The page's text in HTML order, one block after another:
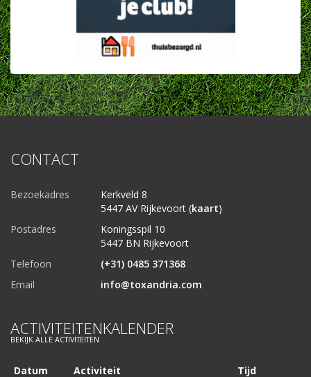
CONTACT
Bezoekadres
Kerkveld 8
5447 AV Rijkevoort (kaart)
Postadres
Koningsspil 10
5447 BN Rijkevoort
Telefoon
(+31) 0485 371368
Email
info@toxandria.com
ACTIVITEITENKALENDER
BEKIJK ALLE ACTIVITEITEN
Datum Activiteit Tijd